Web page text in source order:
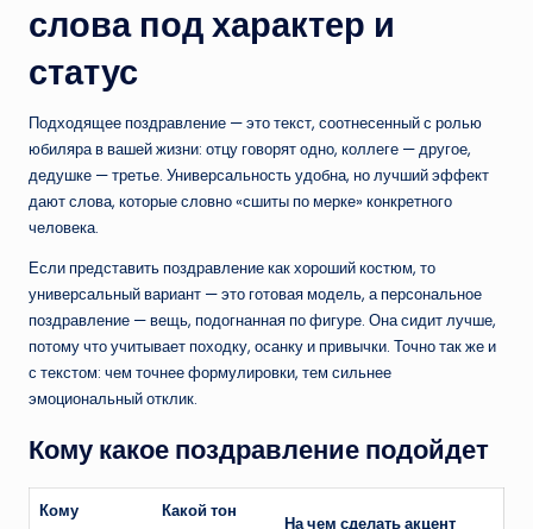
слова под характер и
статус
Подходящее поздравление — это текст, соотнесенный с ролью
юбиляра в вашей жизни: отцу говорят одно, коллеге — другое,
дедушке — третье. Универсальность удобна, но лучший эффект
дают слова, которые словно «сшиты по мерке» конкретного
человека.
Если представить поздравление как хороший костюм, то
универсальный вариант — это готовая модель, а персональное
поздравление — вещь, подогнанная по фигуре. Она сидит лучше,
потому что учитывает походку, осанку и привычки. Точно так же и
с текстом: чем точнее формулировки, тем сильнее
эмоциональный отклик.
Кому какое поздравление подойдет
Кому
Какой тон
На чем сделать акцент